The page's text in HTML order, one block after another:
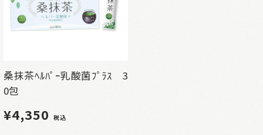
桑抹茶ﾍﾙﾊﾟｰ乳酸菌ﾌﾟﾗｽ 3
0包
¥4,350 税込